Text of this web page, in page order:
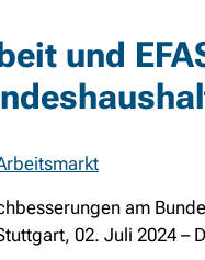
und
am
02. Juli 2024 –